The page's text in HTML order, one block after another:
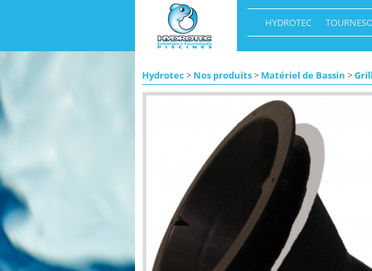
HYDROTEC
Hydrotec > Nos produits> Matériel de Bassin >